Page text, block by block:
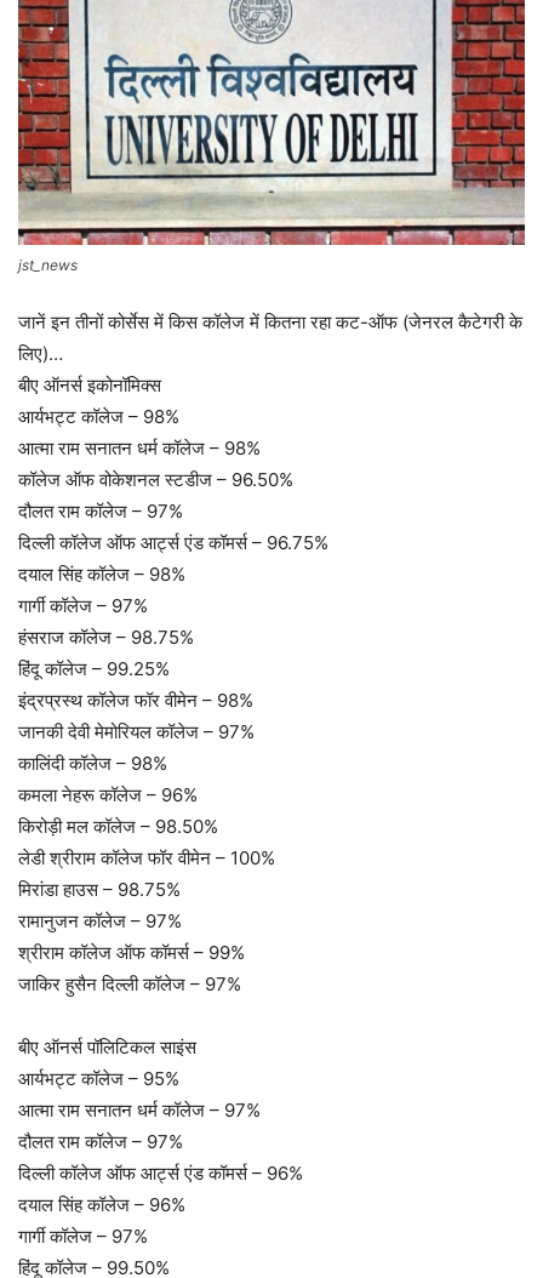
jst_news
जानें इन तीनों कोर्सेस में किस कॉलेज में कितना रहा कट-ऑफ (जेनरल कैटेगरी के
लिए)…
बीए ऑनर्स इकोनॉमिक्स
आर्यभट्ट कॉलेज – 98%
आत्मा राम सनातन धर्म कॉलेज – 98%
कॉलेज ऑफ वोकेशनल स्टडीज – 96.50%
दौलत राम कॉलेज – 97%
दिल्ली कॉलेज ऑफ आर्ट्स एंड कॉमर्स – 96.75%
दयाल सिंह कॉलेज – 98%
गार्गी कॉलेज – 97%
हंसराज कॉलेज – 98.75%
हिंदू कॉलेज – 99.25%
इंद्रप्रस्थ कॉलेज फॉर वीमेन – 98%
जानकी देवी मेमोरियल कॉलेज – 97%
कालिंदी कॉलेज – 98%
कमला नेहरू कॉलेज – 96%
किरोड़ी मल कॉलेज – 98.50%
लेडी श्रीराम कॉलेज फॉर वीमेन – 100%
मिरांडा हाउस – 98.75%
रामानुजन कॉलेज – 97%
श्रीराम कॉलेज ऑफ कॉमर्स – 99%
जाकिर हुसैन दिल्ली कॉलेज – 97%
बीए ऑनर्स पॉलिटिकल साइंस
आर्यभट्ट कॉलेज – 95%
आत्मा राम सनातन धर्म कॉलेज – 97%
दौलत राम कॉलेज – 97%
दिल्ली कॉलेज ऑफ आर्ट्स एंड कॉमर्स – 96%
दयाल सिंह कॉलेज – 96%
गार्गी कॉलेज – 97%
हिंदू कॉलेज – 99.50%